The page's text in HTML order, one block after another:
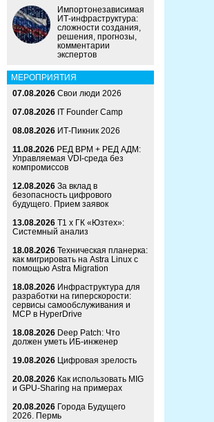
Импортонезависимая
ИТ-инфраструктура:
сложности создания,
решения, прогнозы,
комментарии
экспертов
МЕРОПРИЯТИЯ
07.08.2026 Свои люди 2026
07.08.2026 IT Founder Camp
08.08.2026 ИТ-Пикник 2026
11.08.2026 РЕД ВРМ + РЕД АДМ:
Управляемая VDI-среда без
компромиссов
12.08.2026 За вклад в
безопасность цифрового
будущего. Прием заявок
13.08.2026 Т1 x ГК «Юзтех»:
Системный анализ
18.08.2026 Техническая планерка:
как мигрировать на Astra Linux с
помощью Astra Migration
18.08.2026 Инфраструктура для
разработки на гиперскорости:
сервисы самообслуживания и
MCP в HyperDrive
18.08.2026 Deep Patch: Что
должен уметь ИБ-инженер
19.08.2026 Цифровая зрелость
20.08.2026 Как использовать MIG
и GPU-Sharing на примерах
20.08.2026 Города Будущего
2026. Пермь